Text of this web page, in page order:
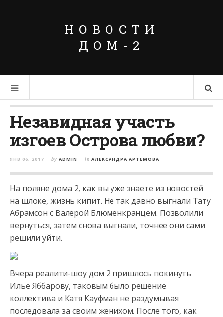
НОВОСТИ
ДОМ-2
Незавидная участь
изгоев Острова любви?
ЯНВ 06, 2017 by ADMIN in АЛЕКСАНДРА АРТЕМОВА
На поляне дома 2, как вы уже знаете из новостей
на шлоке, жизнь кипит. Не так давно выгнали Тату
Абрамсон с Валерой Блюменкранцем. Позволили
вернуться, затем снова выгнали, точнее они сами
решили уйти.
Вчера реалити-шоу дом 2 пришлось покинуть
Илье Яббарову, таковым было решение
коллектива и Катя Кауфман не раздумывая
последовала за своим женихом. После того, как